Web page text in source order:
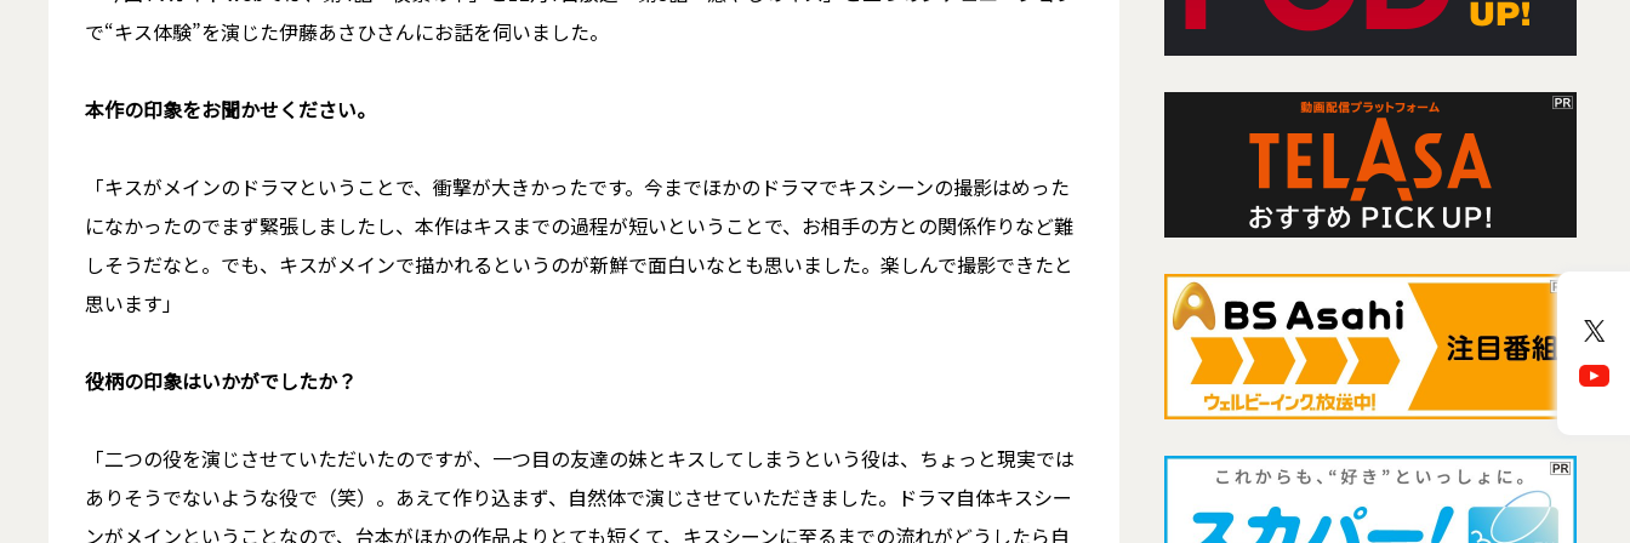
で“キス体験”を演じた伊藤あさひさんにお話を伺いました。
――本作の印象をお聞かせください。
「キスがメインのドラマということで、衝撃が大きかったです。今までほかのドラマでキスシーンの撮影はめった
になかったのでまず緊張しましたし、本作はキスまでの過程が短いということで、お相手の方との関係作りなど難
しそうだなと。でも、キスがメインで描かれるというのが新鮮で面白いなとも思いました。楽しんで撮影できたと
思います」
――役柄の印象はいかがでしたか？
「二つの役を演じさせていただいたのですが、一つ目の友達の妹とキスしてしまうという役は、ちょっと現実では
ありそうでないような役で（笑）。あえて作り込まず、自然体で演じさせていただきました。ドラマ自体キスシー
ンがメインということなので、台本がほかの作品よりとても短くて、キスシーンに至るまでの流れがどうしたら自